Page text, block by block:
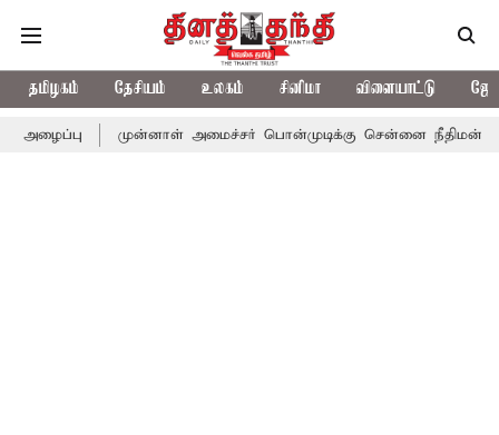
தமிழகம் தேசியம் உலகம் சினிமா விளையாட்டு
முன்னாள் அமைச்சர் பொன்முடிக்கு சென்னை நீதிமன்றம்